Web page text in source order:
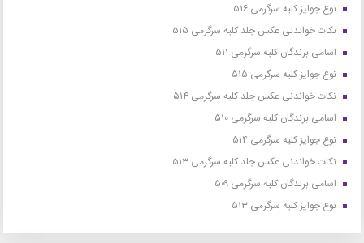
نوع جوایز کلبه سرگرمی ۵۱۶
نکات خواندنی عکس جلد کلبه سرگرمی ۵۱۵
اسامی برندگان کلبه سرگرمی ۵۱۱
نوع جوایز کلبه سرگرمی ۵۱۵
نکات خواندنی عکس جلد کلبه سرگرمی ۵۱۴
اسامی برندگان کلبه سرگرمی ۵۱۰
نوع جوایز کلبه سرگرمی ۵۱۴
نکات خواندنی عکس جلد کلبه سرگرمی ۵۱۳
اسامی برندگان کلبه سرگرمی ۵۰۹
نوع جوایز کلبه سرگرمی ۵۱۳